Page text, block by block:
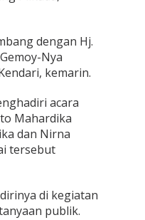
dengan Hj.
Nya
kemarin.
acara
Mahardika
dan Nirna
tersebut
di kegiatan
publik.